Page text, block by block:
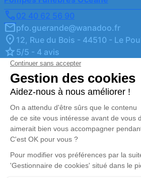
02 40 62 56 90
pfo.guerande@wanadoo.fr
12, Rue du Bois - 44510 - Le
5/5 - 4 avis
PFO MONTOIR
02 28 54 97 39
5, Place François Blancho -
4.8/5 - 6 avis
PFO MONTOIR
02 28 55 00 96